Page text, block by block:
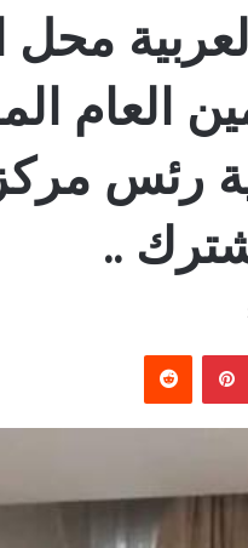
العام
رئس
..
بينتيريست